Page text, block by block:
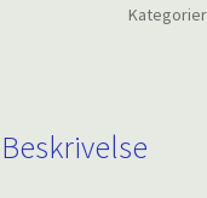
Beskrivelse